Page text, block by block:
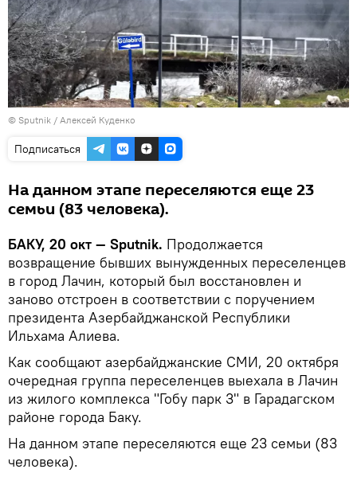
© Sputnik / Алексей Куденко
Подписаться
На данном этапе переселяются еще 23
семьи (83 человека).
БАКУ, 20 окт — Sputnik. Продолжается
возвращение бывших вынужденных переселенцев
в город Лачин, который был восстановлен и
заново отстроен в соответствии с поручением
президента Азербайджанской Республики
Ильхама Алиева.
Как сообщают азербайджанские СМИ, 20 октября
очередная группа переселенцев выехала в Лачин
из жилого комплекса "Гобу парк 3" в Гарадагском
районе города Баку.
На данном этапе переселяются еще 23 семьи (83
человека).